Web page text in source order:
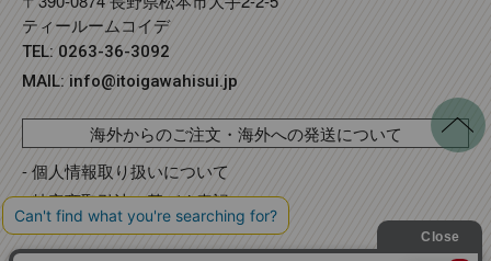
ティールームコイデ
TEL: 0263-36-3092
MAIL: info@itoigawahisui.jp
海外からのご注文・海外への発送について
- 個人情報取り扱いについて
- 特定商取引法に基づく表記